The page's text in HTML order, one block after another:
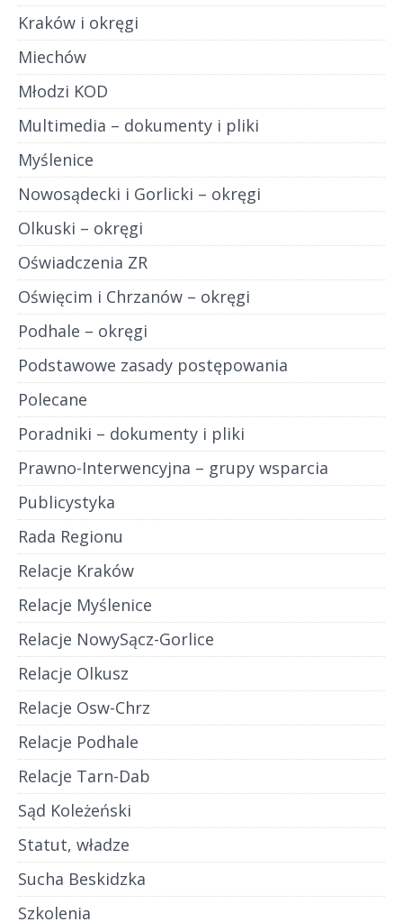
Kraków i okręgi
Miechów
Młodzi KOD
Multimedia – dokumenty i pliki
Myślenice
Nowosądecki i Gorlicki – okręgi
Olkuski – okręgi
Oświadczenia ZR
Oświęcim i Chrzanów – okręgi
Podhale – okręgi
Podstawowe zasady postępowania
Polecane
Poradniki – dokumenty i pliki
Prawno-Interwencyjna – grupy wsparcia
Publicystyka
Rada Regionu
Relacje Kraków
Relacje Myślenice
Relacje NowySącz-Gorlice
Relacje Olkusz
Relacje Osw-Chrz
Relacje Podhale
Relacje Tarn-Dab
Sąd Koleżeński
Statut, władze
Sucha Beskidzka
Szkolenia